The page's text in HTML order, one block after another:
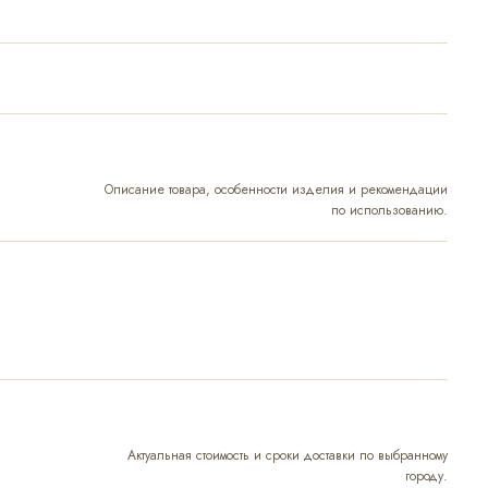
Описание товара, особенности изделия и рекомендации
по использованию.
Актуальная стоимость и сроки доставки по выбранному
городу.